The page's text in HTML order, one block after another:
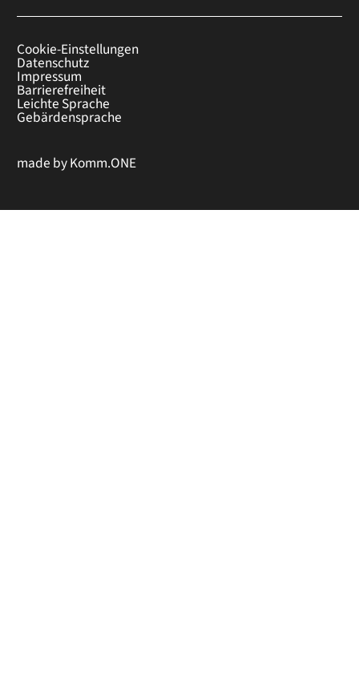
Cookie-Einstellungen
Datenschutz
Impressum
Barrierefreiheit
Leichte Sprache
Gebärdensprache
made byKomm.ONE